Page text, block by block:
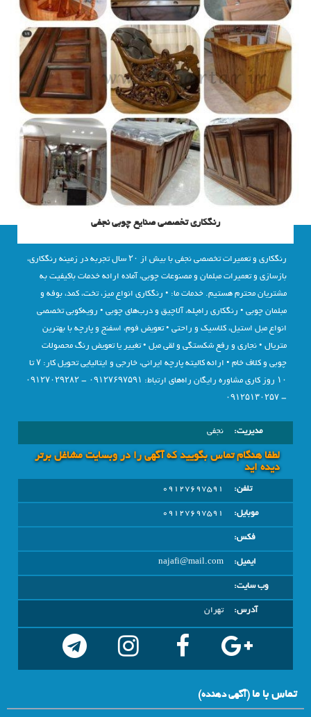
رنگکاری تخصصی صنایع چوبی نجفی
رنگکاری و تعمیرات تخصصی نجفی با بیش از ۲۰ سال تجربه در زمینه رنگکاری،
بازسازی و تعمیرات مبلمان و مصنوعات چوبی، آماده ارائه خدمات باکیفیت به
مشتریان محترم هستیم. خدمات ما: • رنگکاری انواع میز، تخت، کمد، بوفه و
مبلمان چوبی • رنگکاری راه‌پله، آلاچیق و درب‌های چوبی • رویه‌کوبی تخصصی
انواع مبل استیل، کلاسیک و راحتی • تعویض فوم، اسفنج و پارچه با بهترین
متریال • نجاری و رفع شکستگی و لقی مبل • تغییر یا تعویض رنگ محصولات
چوبی و کلاف خام • ارائه کالیته پارچه ایرانی، خارجی و ایتالیایی تحویل کار: ۷ تا
۱۰ روز کاری مشاوره رایگان راه‌های ارتباط: ۰۹۱۲۷۶۹۷۵۹۱ – ۰۹۱۲۷۰۲۹۲۸۲
– ۰۹۱۲۵۱۳۰۲۵۷
مدیریت: نجفی
لطفا هنگام تماس بگویید که آگهی را در وبسايت مشاغل برتر
دیده اید
تلفن:
09127697591
موبایل:
09127697591
فکس:
ایمیل:
najafi@mail.com
وب سایت:
آدرس:
تهران
تماس با ما(آگهي دهنده)